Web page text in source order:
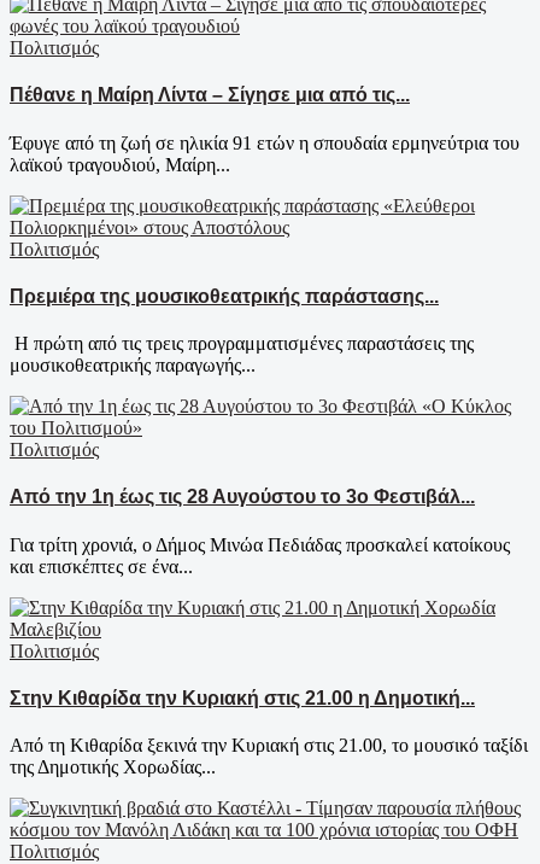
Πολιτισμός
Πέθανε η Μαίρη Λίντα – Σίγησε μια από τις...
Έφυγε από τη ζωή σε ηλικία 91 ετών η σπουδαία ερμηνεύτρια του
λαϊκού τραγουδιού, Μαίρη...
Πολιτισμός
Πρεμιέρα της μουσικοθεατρικής παράστασης...
Η πρώτη από τις τρεις προγραμματισμένες παραστάσεις της
μουσικοθεατρικής παραγωγής...
Πολιτισμός
Από την 1η έως τις 28 Αυγούστου το 3ο Φεστιβάλ...
Για τρίτη χρονιά, ο Δήμος Μινώα Πεδιάδας προσκαλεί κατοίκους
και επισκέπτες σε ένα...
Πολιτισμός
Στην Κιθαρίδα την Κυριακή στις 21.00 η Δημοτική...
Από τη Κιθαρίδα ξεκινά την Κυριακή στις 21.00, το μουσικό ταξίδι
της Δημοτικής Χορωδίας...
Πολιτισμός